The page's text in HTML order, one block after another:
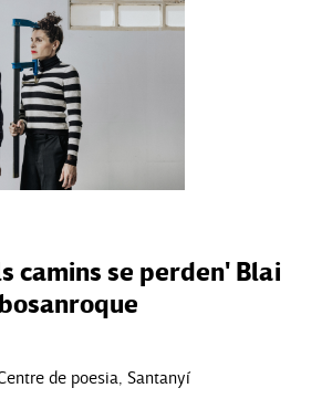
camins se perden' Blai
de poesia, Santanyí